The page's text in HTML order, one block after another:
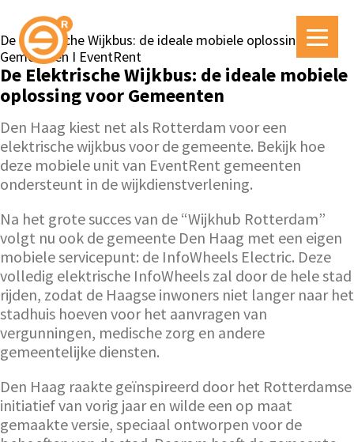
De Elektrische Wijkbus: de ideale mobiele oplossing voor
Gemeenten I EventRent
De Elektrische Wijkbus: de ideale mobiele
oplossing voor Gemeenten
Den Haag kiest net als Rotterdam voor een
elektrische wijkbus voor de gemeente. Bekijk hoe
deze mobiele unit van EventRent gemeenten
ondersteunt in de wijkdienstverlening.
Na het grote succes van de “Wijkhub Rotterdam”
volgt nu ook de gemeente Den Haag met een eigen
mobiele servicepunt: de InfoWheels Electric. Deze
volledig elektrische InfoWheels zal door de hele stad
rijden, zodat de Haagse inwoners niet langer naar het
stadhuis hoeven voor het aanvragen van
vergunningen, medische zorg en andere
gemeentelijke diensten.
Den Haag raakte geïnspireerd door het Rotterdamse
initiatief van vorig jaar en wilde een op maat
gemaakte versie, speciaal ontworpen voor de